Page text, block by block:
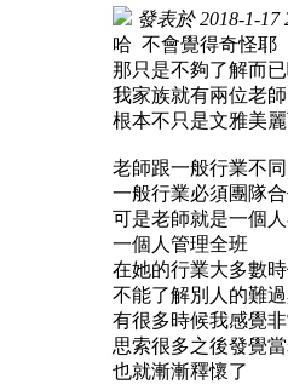
發表於 2018-1-17
哈 不會覺得奇怪耶
那只是不夠了解而
我家族就有兩位老
根本不只是文雅美
老師跟一般行業不同
一般行業必須團隊
可是老師就是一個
一個人管理全班
在她的行業大多數
不能了解別人的難
有很多時候我感覺
思索很多之後發覺
也就漸漸釋懷了